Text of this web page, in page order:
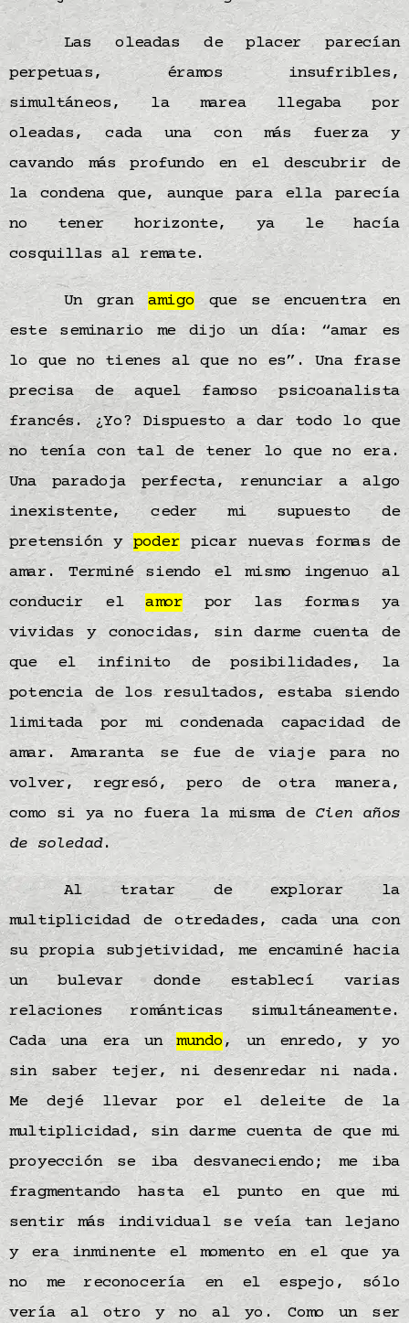
Las oleadas de placer parecían
perpetuas, éramos insufribles,
simultáneos, la marea llegaba por
oleadas, cada una con más fuerza y
cavando más profundo en el descubrir de
la condena que, aunque para ella parecía
no tener horizonte, ya le hacía
cosquillas al remate.
Un granamigo que se encuentra en
este seminario me dijo un día: “amar es
lo que no tienes al que no es”. Una frase
precisa de aquel famoso psicoanalista
francés. ¿Yo? Dispuesto a dar todo lo que
no tenía con tal de tener lo que no era.
Una paradoja perfecta, renunciar a algo
inexistente, ceder mi supuesto de
pretensión ypoderpicar nuevas formas de
amar. Terminé siendo el mismo ingenuo al
conducir elamorpor las formas ya
vividas y conocidas, sin darme cuenta de
que el infinito de posibilidades, la
potencia de los resultados, estaba siendo
limitada por mi condenada capacidad de
amar. Amaranta se fue de viaje para no
volver, regresó, pero de otra manera,
como si ya no fuera la misma deCien años
de soledad.
Al tratar de explorar la
multiplicidad de otredades, cada una con
su propia subjetividad, me encaminé hacia
un bulevar donde establecí varias
relaciones románticas simultáneamente.
Cada una era unmundo , un enredo, y yo
sin saber tejer, ni desenredar ni nada.
Me dejé llevar por el deleite de la
multiplicidad, sin darme cuenta de que mi
proyección se iba desvaneciendo; me iba
fragmentando hasta el punto en que mi
sentir más individual se veía tan lejano
y era inminente el momento en el que ya
no me reconocería en el espejo, sólo
vería al otro y no al yo. Como un ser